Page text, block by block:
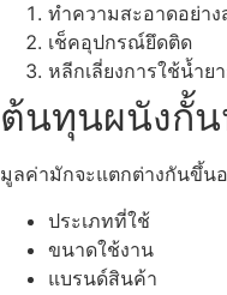
ทำความสะอาดอย่าง
เช็คอุปกรณ์ยึดติด
หลีกเลี่ยงการใช้น้ำย
ต้นทุนผนังกั้น
มูลค่ามักจะแตกต่างกันขึ้น
ประเภทที่ใช้
ขนาดใช้งาน
แบรนด์สินค้า